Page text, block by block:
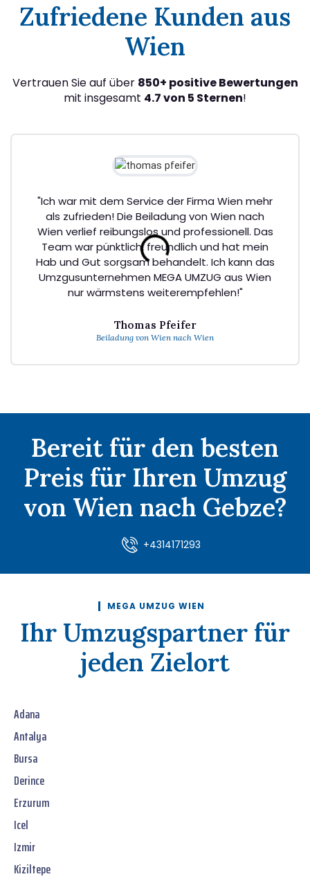
Zufriedene Kunden aus
Wien
Vertrauen Sie auf über 850+ positive Bewertungen
mit insgesamt 4.7 von 5 Sternen!
"Ich war mit dem Service der Firma Wien mehr
als zufrieden! Die Beiladung von Wien nach
Wien verlief reibungslos und professionell. Das
Team war pünktlich, freundlich und hat mein
Hab und Gut sorgsam behandelt. Ich kann das
Umzgusunternehmen MEGA UMZUG aus Wien
nur wärmstens weiterempfehlen!"
Thomas Pfeifer
Beiladung von Wien nach Wien
Bereit für den besten
Preis für Ihren Umzug
von Wien nach Gebze?
+4314171293
MEGA UMZUG WIEN
Ihr Umzugspartner für
jeden Zielort
Adana
Antalya
Bursa
Derince
Erzurum
Icel
Izmir
Kiziltepe